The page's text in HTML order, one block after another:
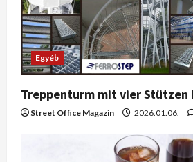
Egyéb
Treppenturm mit vier Stützen
Street Office Magazin 2026.01.06.